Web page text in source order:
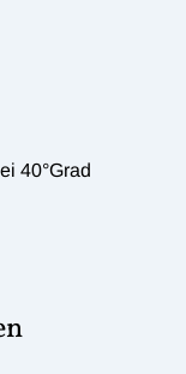
40°Grad